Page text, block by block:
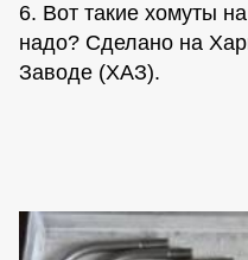
6. Вот такие хомуты
надо? Сделано на
Заводе (ХАЗ).